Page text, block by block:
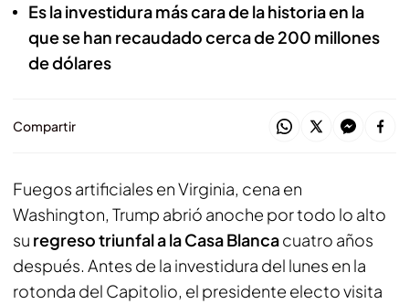
Es la investidura más cara de la historia en la
que se han recaudado cerca de 200 millones
de dólares
Compartir
Fuegos artificiales en Virginia, cena en
Washington, Trump abrió anoche por todo lo alto
su regreso triunfal a la Casa Blancacuatro años
después. Antes de la investidura del lunes en la
rotonda del Capitolio, el presidente electo visita